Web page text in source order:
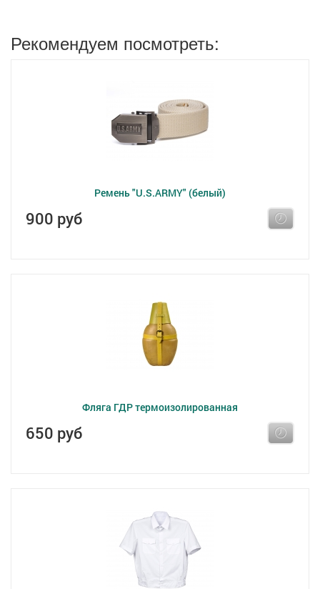
Рекомендуем посмотреть:
Ремень "U.S.ARMY" (белый)
900 руб
Фляга ГДР термоизолированная
650 руб